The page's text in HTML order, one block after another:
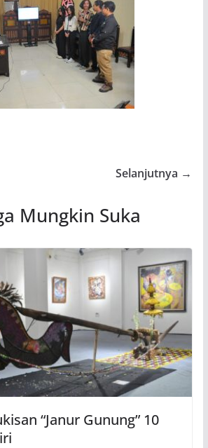
Selanjutnya →
Mungkin Suka
“Janur Gunung” 10